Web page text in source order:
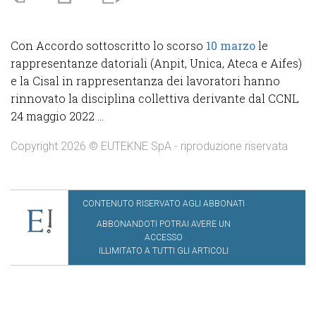
Con Accordo sottoscritto lo scorso 10 marzole
rappresentanze datoriali (Anpit, Unica, Ateca e Aifes)
e la Cisal in rappresentanza dei lavoratori hanno
rinnovato la disciplina collettiva derivante dal CCNL
24 maggio 2022 ...
Copyright 2026 © EUTEKNE SpA - riproduzione riservata
CONTENUTO RISERVATO AGLI ABBONATI
ABBONANDOTI POTRAI AVERE UN
ACCESSO
ILLIMITATO A TUTTI GLI ARTICOLI